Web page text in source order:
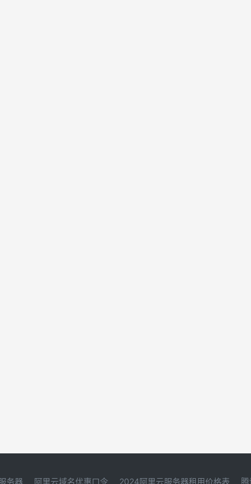
务器 阿里云域名优惠口令 2024阿里云服务器租用价格表